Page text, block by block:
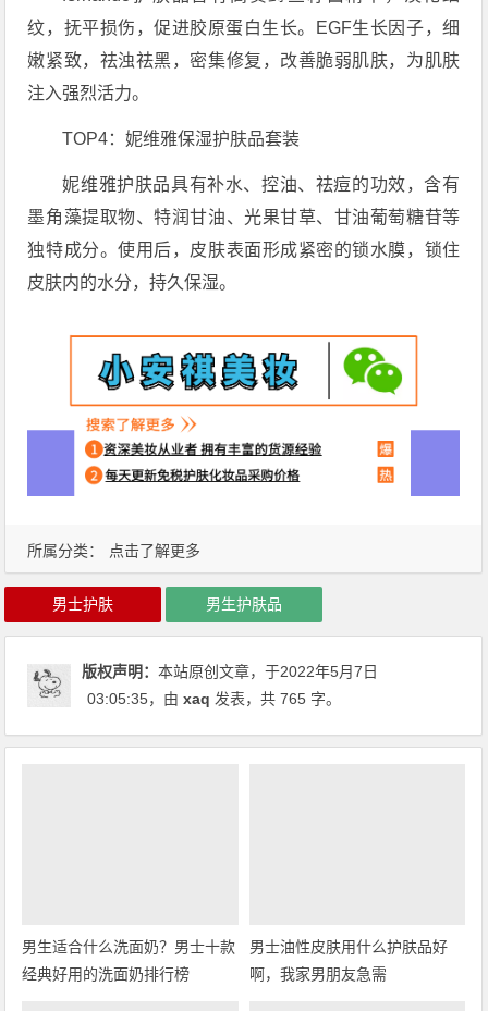
所属分类： 点击了解更多
纹，抚平损伤，促进胶原蛋白生长。EGF生长因子，细
嫩紧致，祛浊祛黑，密集修复，改善脆弱肌肤，为肌肤
注入强烈活力。
TOP4：妮维雅保湿护肤品套装
妮维雅护肤品具有补水、控油、祛痘的功效，含有
墨角藻提取物、特润甘油、光果甘草、甘油葡萄糖苷等
独特成分。使用后，皮肤表面形成紧密的锁水膜，锁住
皮肤内的水分，持久保湿。
男士护肤 男生护肤品
版权声明：本站原创文章，于2022年5月7日
03:05:35，由xaq 发表，共 765 字。
男生适合什么洗面奶？男士十款
经典好用的洗面奶排行榜
男士油性皮肤用什么护肤品好
啊，我家男朋友急需